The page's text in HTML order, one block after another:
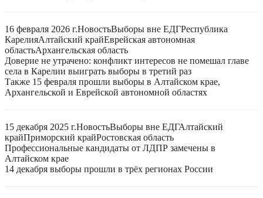
16 февраля 2026 г.НовостьВыборы вне ЕДГРеспублика
КарелияАлтайский крайЕврейская автономная
областьАрхангельская область
Доверие не утрачено: конфликт интересов не помешал главе
села в Карелии выиграть выборы в третий раз
Также 15 февраля прошли выборы в Алтайском крае,
Архангельской и Еврейской автономной областях
15 декабря 2025 г.НовостьВыборы вне ЕДГАлтайский
крайПриморский крайРостовская область
Профессиональные кандидаты от ЛДПР замечены в
Алтайском крае
14 декабря выборы прошли в трёх регионах России